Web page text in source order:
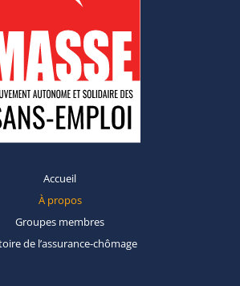
Accueil
À propos
Groupes membres
de l’assurance-chômage